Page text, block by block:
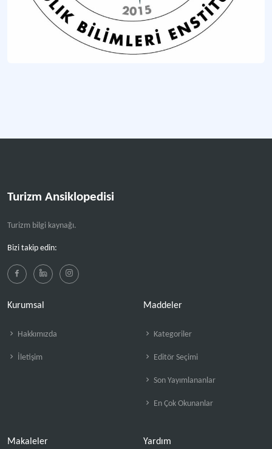
Turizm Ansiklopedisi
Turizm bilgi kaynağı.
Bizi takip edin:
Kurumsal
Hakkımızda
İletişim
Maddeler
Kategoriler
Editör Seçimi
Son Yayımlananlar
En Çok Okunanlar
Makaleler Yardım